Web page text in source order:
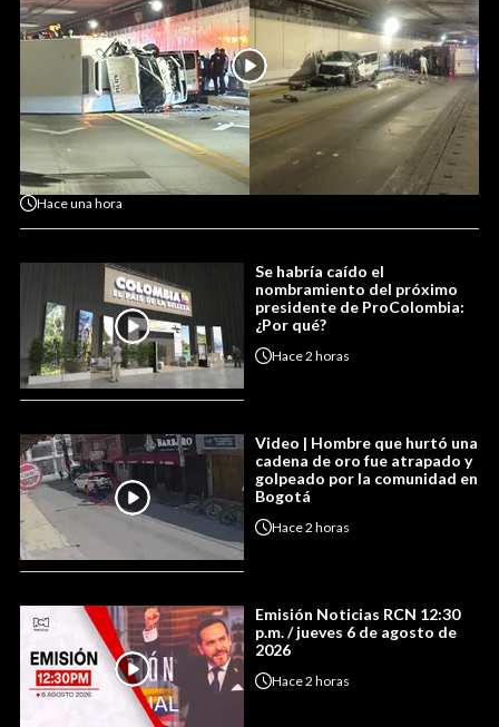
Haceuna hora
Se habría caído el
nombramiento del próximo
presidente de ProColombia:
¿Por qué?
Hace2 horas
Video | Hombre que hurtó una
cadena de oro fue atrapado y
golpeado por la comunidad en
Bogotá
Hace2 horas
Emisión Noticias RCN 12:30
p.m. / jueves 6 de agosto de
2026
Hace2 horas